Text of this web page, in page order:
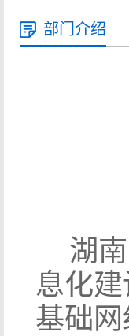
部门介绍
湖
息化
基础